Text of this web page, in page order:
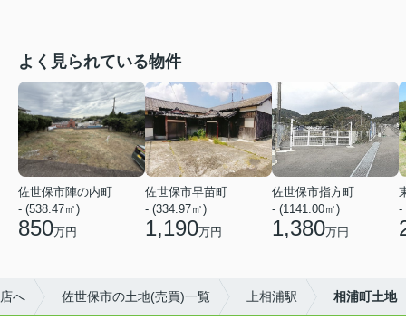
よく見られている物件
佐世保市陣の内町
- (538.47㎡)
850万円
佐世保市早苗町
- (334.97㎡)
1,190万円
佐世保市指方町
- (1141.00㎡)
1,380万円
-
へ 佐世保市の土地(売買)一覧 上相浦駅 相浦町土地